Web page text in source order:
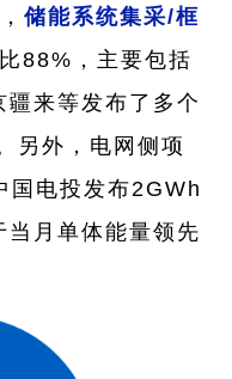
储能系统集采/框
比88%，主要包括
来等发布了多个
另外，电网侧项
国电投发布2GWh
月单体能量领先